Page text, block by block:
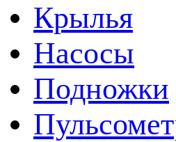
Крылья
Насосы
Подножки